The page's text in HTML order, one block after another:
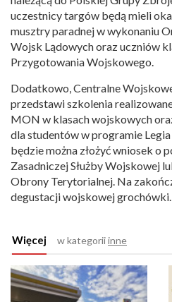
uczestnicy targów będą mieli
musztry paradnej w wykonaniu
Wojsk Lądowych oraz uczniów
Przygotowania Wojskowego.
Dodatkowo, Centralne
przedstawi szkolenia
MON w klasach wojskowych
dla studentów w programie
będzie można złożyć wniosek o
Zasadniczej Służby Wojskowej
Obrony Terytorialnej. Na
degustacji wojskowej grochówki.
Więcej w kategoriiinne